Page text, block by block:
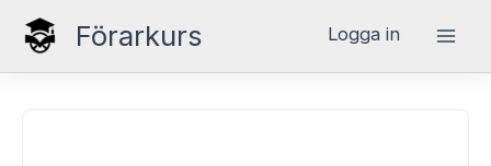
Hoppa
Förarkurs Logga in